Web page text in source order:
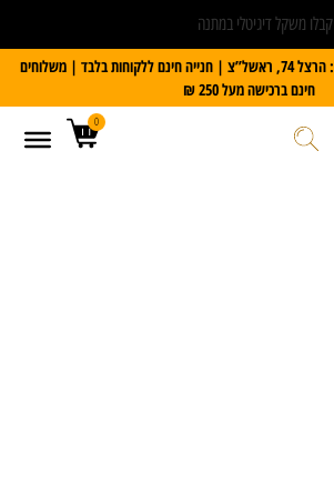
קבלו משקל דיגיטלי במתנה
בקרו אותנו גם בחנות הפיזית: הרצל 74, ראשל”צ | חנייה חינם ללקוחות בלבד | משלוחים
חינם ברכישה מעל 250 ₪
0